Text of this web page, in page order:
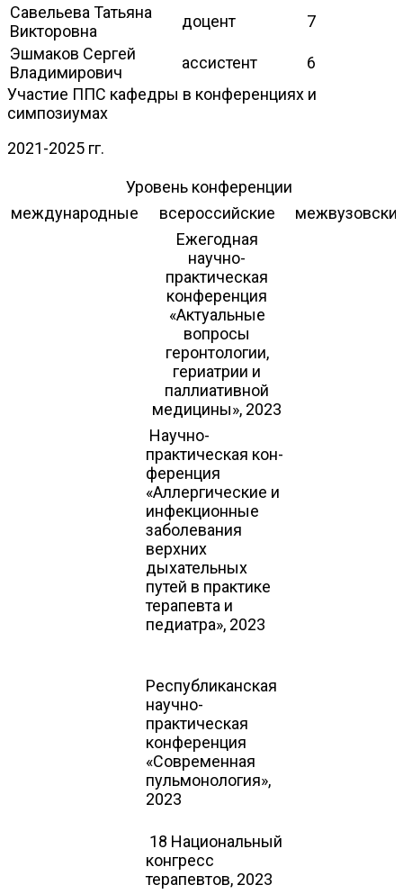
Савельева Татьяна
Викторовна
доцент
7
Эшмаков Сергей
Владимирович
ассистент
6
Участие ППС кафедры в конференциях и
симпозиумах
2021-2025 гг.
Уровень конференции
международные
всероссийские
Ежегодная
научно-
практическая
конференция
«Актуальные
вопросы
геронтологии,
гериатрии и
паллиативной
медицины», 2023
Научно-
практическая кон-
ференция
«Аллергические и
инфекционные
заболевания
верхних
дыхательных
путей в практике
терапевта и
педиатра», 2023
Республиканская
научно-
практическая
конференция
«Современная
пульмонология»,
2023
18 Национальный
конгресс
терапевтов, 2023